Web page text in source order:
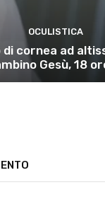
OCULISTICA
cornea ad
Gesù, 18